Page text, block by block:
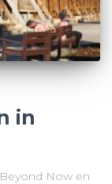
in
Now en